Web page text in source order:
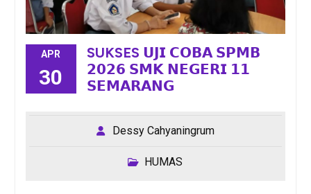
APR
30
SUKSES 𝗨𝗝𝗜 𝗖𝗢𝗕𝗔 𝗦𝗣𝗠𝗕
𝟮𝟬𝟮𝟲 𝗦𝗠𝗞 𝗡𝗘𝗚𝗘𝗥𝗜 𝟭𝟭
𝗦𝗘𝗠𝗔𝗥𝗔𝗡𝗚
Dessy Cahyaningrum
HUMAS